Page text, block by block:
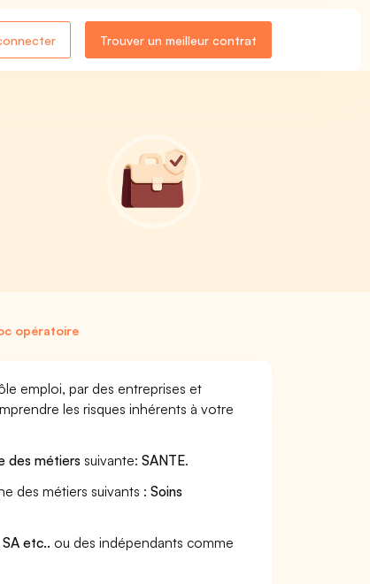
Trouver un meilleur contrat
opératoire
emploi, par des entreprises et
les risques inhérents à votre
des métiers suivante:SANTE.
des métiers suivants :Soins
etc.. ou des indépendants comme